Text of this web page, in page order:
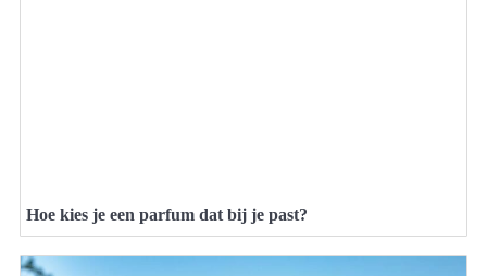
Hoe kies je een parfum dat bij je past?